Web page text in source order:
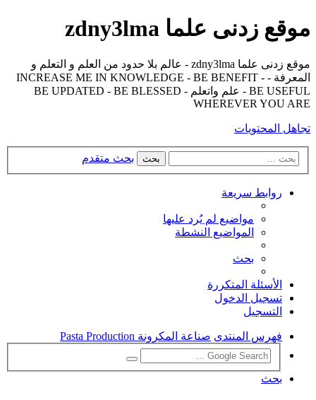
موقع زدنى علما zdny3lma
موقع زدنى علما zdny3lma - عالم بلا حدود من العلم و التعلم و
المعرفة - INCREASE ME IN KNOWLEDGE - BE BENEFIT -
BE USEFUL - علم واتعلم - BE UPDATED - BE BLESSED
WHEREVER YOU ARE
تجاهل المحتويات
بحث بحث متقدم
روابط سريعة
مواضيع لم يُرد عليها
المواضيع النشطة
بحث
الأسئلة المتكررة
تسجيل الدخول
التسجيل
فهرس المنتدى صناعة المكرونة Pasta Production
بحث